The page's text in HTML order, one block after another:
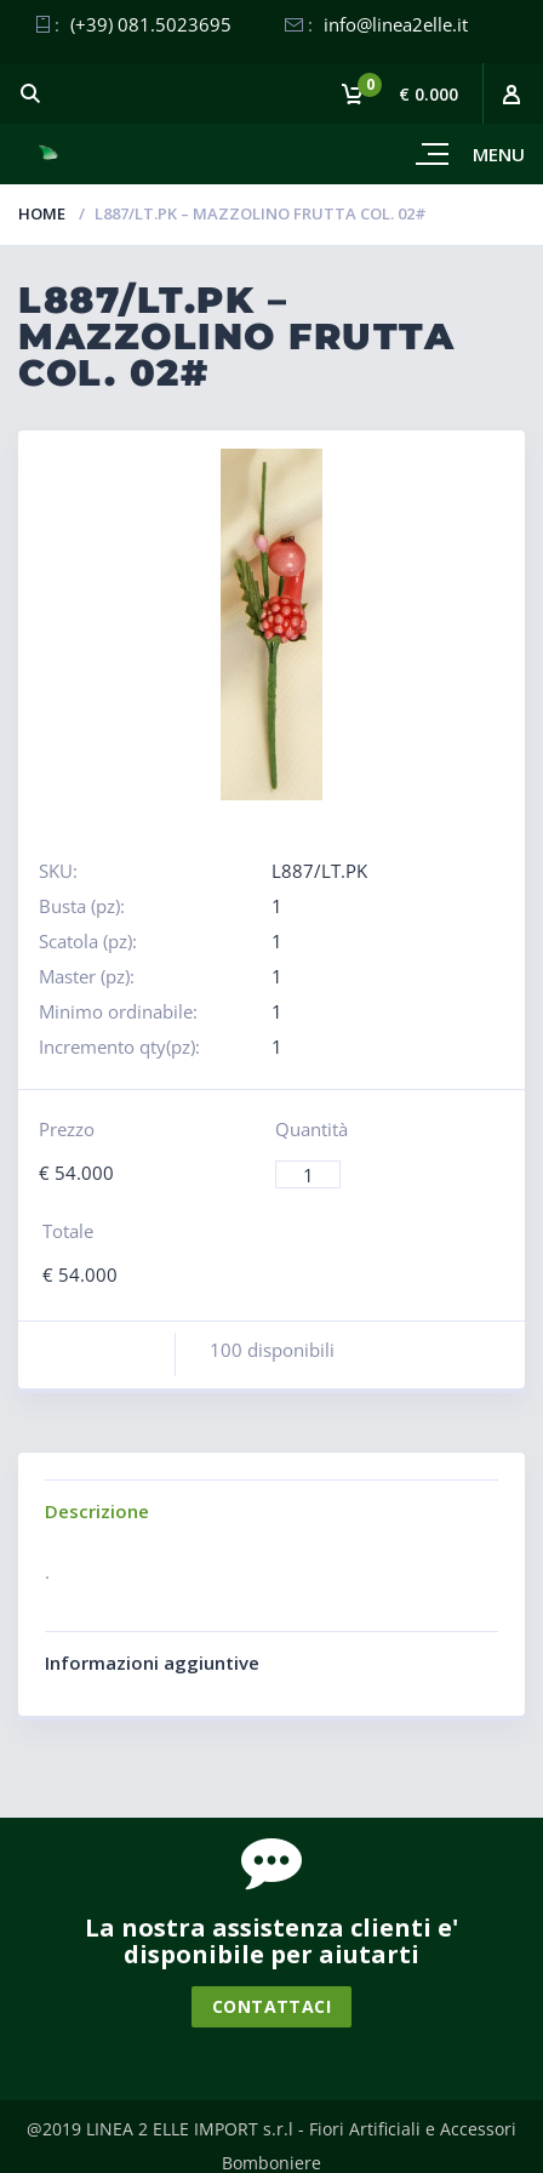
: (+39) 081.5023695 : info@linea2elle.it
MENU
0 € 0.000
HOME L887/LT.PK – MAZZOLINO FRUTTA COL. 02#
L887/LT.PK –
MAZZOLINO FRUTTA
COL. 02#
SKU:
L887/LT.PK
Busta (pz):
1
Scatola (pz):
1
Master (pz):
1
Minimo ordinabile:
1
Incremento qty(pz):
1
Prezzo
€54.000
Quantità
Totale
€54.000
100 disponibili
Descrizione
.
Informazioni aggiuntive
La nostra assistenza clienti e'
disponibile per aiutarti
CONTATTACI
@2019 LINEA 2 ELLE IMPORT s.r.l - Fiori Artificiali e Accessori
Bomboniere